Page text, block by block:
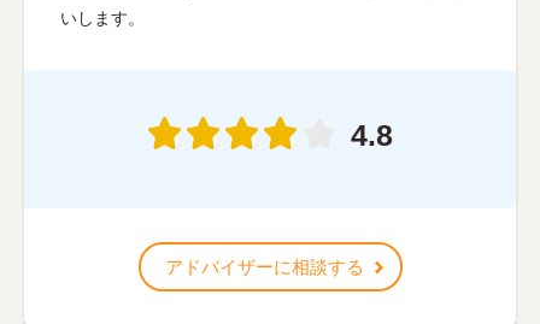
いします。
4.8
アドバイザーに相談する